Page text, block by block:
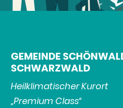
GEMEINDE
SCHWARZWALD
Heilklimatischer Kurort
„Premium Class“